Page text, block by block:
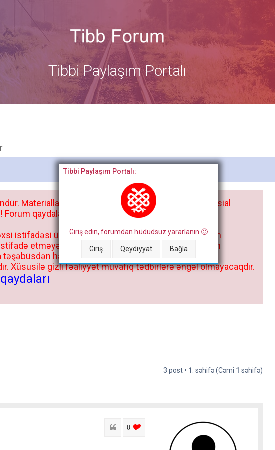
Tibbi Paylaşım Portalı
Bitdi
Tibbi Paylaşım Portalı:
Giriş edin, forumdan hüdudsuz yararlanın 🙂
Giriş Qeydiyyat Bağla
Materialları istisnasız heç bir qrupda, saytda və sosial
qaydaları ilə mütləq tanış olun:
istifadəsi üçün deyil, kənar niyyətlər, xüsusi proqram
etməyə cəhd göstərənlərin və istifadə edənlərin
haqqınızda bütün müvafiq tədbirlər böyük
Xüsusilə gizli fəaliyyət müvafiq tədbirlərə əngəl olmayacaqdır.
3 post • 1 . səhifə (Cəmi 1 səhifə)
Sitat
0 login to like this post